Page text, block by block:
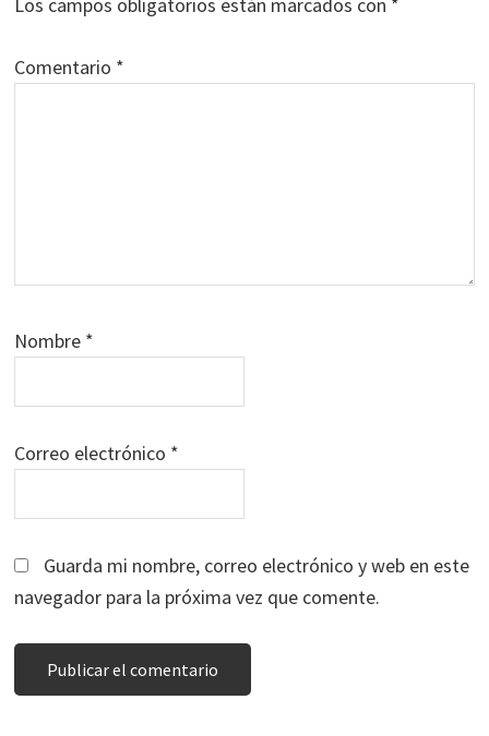
Los campos obligatorios están marcados con *
Comentario *
Nombre *
Correo electrónico *
Guarda mi nombre, correo electrónico y web en este
navegador para la próxima vez que comente.